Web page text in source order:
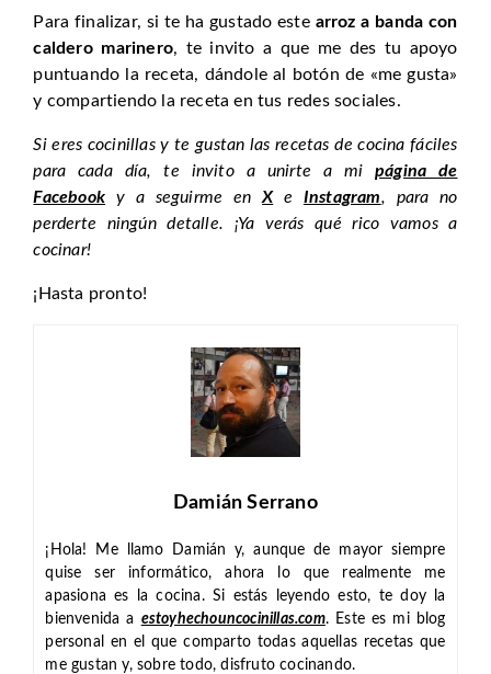
Para finalizar, si te ha gustado este arroz a banda con
caldero marinero, te invito a que me des tu apoyo
puntuando la receta, dándole al botón de «me gusta»
y compartiendo la receta en tus redes sociales.
Si eres cocinillas y te gustan las recetas de cocina fáciles
para cada día, te invito a unirte a mipágina de
Facebook y a seguirme enXe Instagram, para no
perderte ningún detalle. ¡Ya verás qué rico vamos a
cocinar!
¡Hasta pronto!
Damián Serrano
¡Hola! Me llamo Damián y, aunque de mayor siempre
quise ser informático, ahora lo que realmente me
apasiona es la cocina. Si estás leyendo esto, te doy la
bienvenida a estoyhechouncocinillas.com. Este es mi blog
personal en el que comparto todas aquellas recetas que
me gustan y, sobre todo, disfruto cocinando.